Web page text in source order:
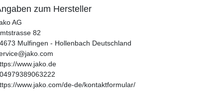
zum Hersteller
AG
82
Mulfingen - Hollenbach Deutschland
www.jako.de
www.jako.com/de-de/kontaktformular/